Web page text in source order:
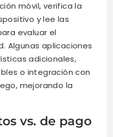
móvil, verifica la
y lee las
evaluar el
Algunas aplicaciones
adicionales,
o integración con
mejorando la
vs. de pago